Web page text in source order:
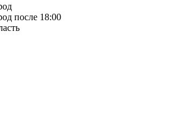
после 18:00